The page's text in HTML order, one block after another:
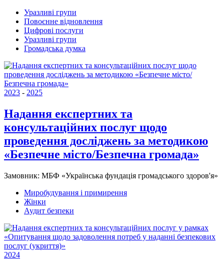
Уразливі групи
Повоєнне відновлення
Цифрові послуги
Уразливі групи
Громадська думка
2023 - 2025
Надання експертних та
консультаційних послуг щодо
проведення досліджень за методикою
«Безпечне місто/Безпечна громада»
Замовник: МБФ «Українська фундація громадського здоров'я»
Миробудування і примирення
Жінки
Аудит безпеки
2024